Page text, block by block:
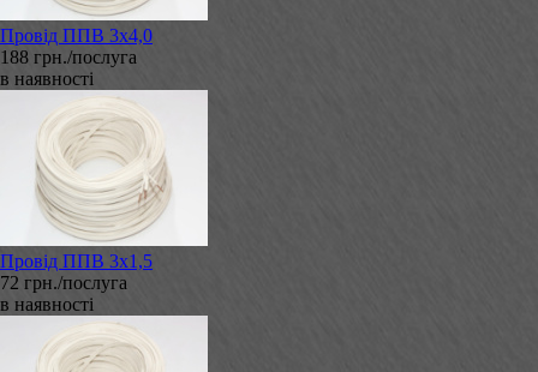
Провід ППВ 3х4,0
188 грн./послуга
в наявності
Провід ППВ 3х1,5
72 грн./послуга
в наявності